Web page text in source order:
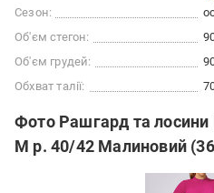
Сезон:
Об'єм стегон:
Об'єм грудей:
Обхват талії:
Фото Рашгард та
M р. 40/42 Малиновий